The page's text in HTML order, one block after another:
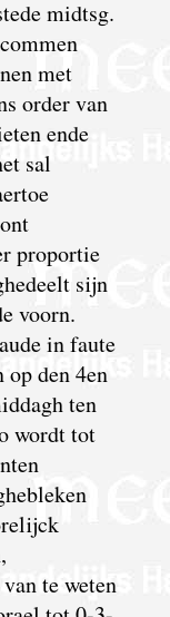
midtsg.
met
order van
ende
sal
proportie
sijn
voorn.
in faute
den 4en
ten
wordt tot
te weten